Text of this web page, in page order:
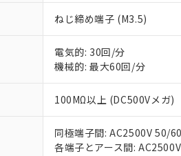
ねじ締め端子 (M3.5)
電気的: 30回/分
機械的: 最大60回/分
100MΩ以上 (DC500Vメガ)
同極端子間: AC2500V 50/
各端子とアース間:
マイパーツ機能
ている必要があり
お客様が当ウェブ
が、当社の製品・
さい。
※当社の共同利用
いる法人を指します
下記の非含有証明書を
EU RoHS指令（10物質
51物質の非含有証明書
※本証明書は発行日時点
また、RoHS指令のフ
「10」：通常の使用状
「－」：未確認です。
空
白
受注生産機種